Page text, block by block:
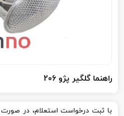
راهنما گلگیر پژو 206
با ثبت درخواست استعلام، در